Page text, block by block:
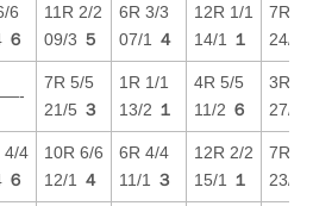
6
６
11R 2/2
09/3 ５
6R 3/3
07/1
４
12R 1/1
14/1
１
7R 6/
24/6
7R 5/5
21/5 ３
1R 1/1
13/2 １
4R 5/5
11/2 ６
3R 6/
27/6
4/4
６
10R 6/6
12/1
４
6R 4/4
11/1
３
12R 2/2
15/1
１
7R 6/
23/6